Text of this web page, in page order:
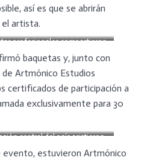
así es que se abrirán
el artista.
profesionales compartieron
Poke Ferrer
baquetas y, junto con
Artmónico Estudios
certificados de participación a
exclusivamente para 30
central del país asistieron
evento, estuvieron Artmónico